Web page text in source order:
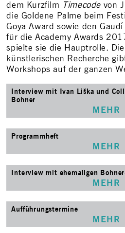
dem Kurzfilm Timecode von
die Goldene Palme beim
Goya Award sowie den
für die Academy Awards
spielte sie die Hauptrolle.
künstlerischen Recherche
Workshops auf der ganzen
Interview mit Ivan Liška und
Bohner
MEHR
Programmheft
MEHR
Interview mit ehemaligen
MEHR
Aufführungstermine
MEHR